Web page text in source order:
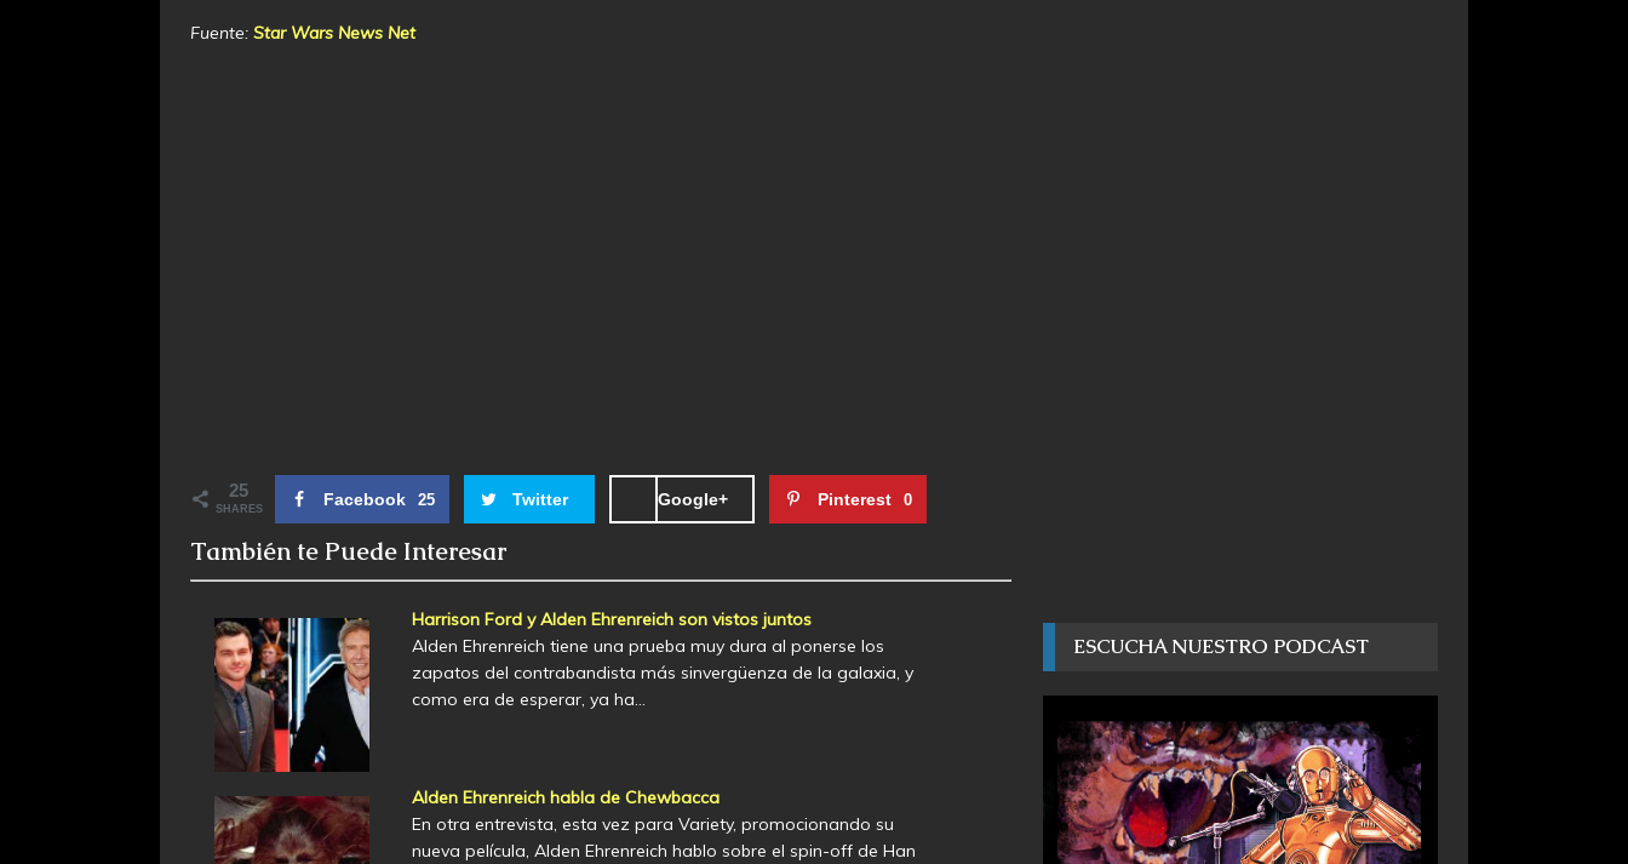
Fuente: Star Wars News Net
25
SHARES Facebook 25 Twitter Google+ Pinterest 0
También te Puede Interesar
Harrison Ford y Alden Ehrenreich son vistos juntos
Alden Ehrenreich tiene una prueba muy dura al ponerse los
zapatos del contrabandista más sinvergüenza de la galaxia, y
como era de esperar, ya ha…
Alden Ehrenreich habla de Chewbacca
En otra entrevista, esta vez para Variety, promocionando su
nueva película, Alden Ehrenreich hablo sobre el spin-off de Han
ESCUCHA NUESTRO PODCAST